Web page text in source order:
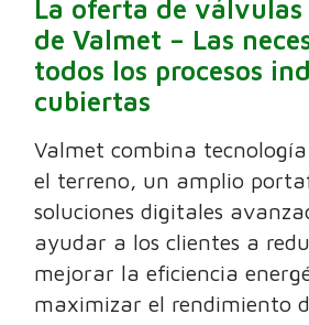
La oferta de
de Valmet – Las
todos los procesos
cubiertas
Valmet combina
el terreno, un amplio
soluciones digitales
ayudar a los clientes a
mejorar la eficiencia
maximizar el rendimiento